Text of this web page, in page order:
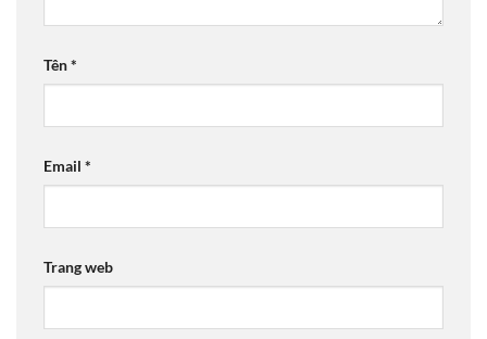
Tên*
Email *
Trang web